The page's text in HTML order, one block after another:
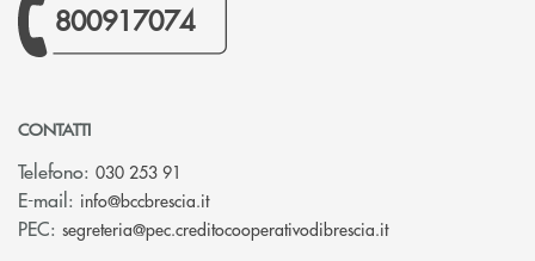
800917074
CONTATTI
Telefono: 030 253 91
E-mail: info@bccbrescia.it(si apre l’app di posta elettronica)
PEC: segreteria@pec.creditocooperativodibrescia.it(si apre l’app di